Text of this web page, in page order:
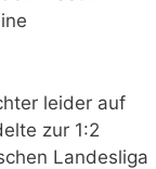
leider auf
zur 1:2
Landesliga